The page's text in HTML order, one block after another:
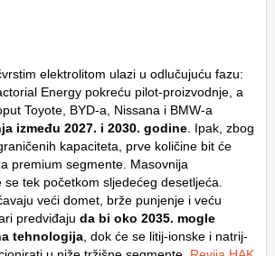
elektrolitom ulazi u odlučujuću fazu:
Energy pokreću pilot-proizvodnje, a
Toyote, BYD-a, Nissana i BMW-a
između 2027. i 2030. godine . Ipak, zbog
kapaciteta, prve količine bit će
premium segmente. Masovnija
tek početkom sljedećeg desetljeća.
veći domet, brže punjenje i veću
predviđaju da bi oko 2035. mogle
tehnologija , dok će se litij-ionske i natrij-